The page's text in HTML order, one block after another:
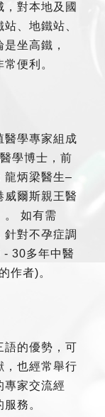
對本地及國
、地鐵站、
坐高鐵，
便利。
醫學專家組成
學博士，前
龍炳梁醫生–
威爾斯親王醫
。 如有需
對不孕症調
- 30多年中醫
作者)。
語的優勢，可
，也經常舉行
專家交流經
務。